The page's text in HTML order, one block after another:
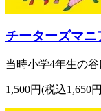
チーターズマ
当時小学4年生の
1,500円(税込1,650